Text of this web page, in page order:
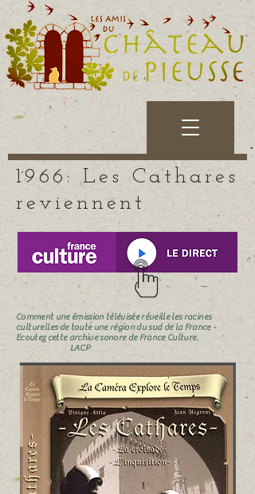
1966: Les Cathares
reviennent
Comment une émission télévisée réveille les racines
culturellesde toute une région du sud de la France -
Ecoutez cette archive sonore de France Culture.
LACP